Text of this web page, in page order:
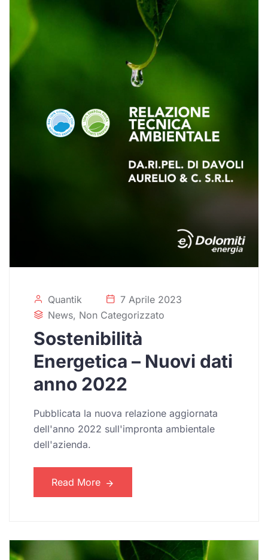
Quantik
7 Aprile 2023
News, Non Categorizzato
Sostenibilità
Energetica – Nuovi dati
anno 2022
Pubblicata la nuova relazione aggiornata
dell'anno 2022 sull'impronta ambientale
dell'azienda.
Read More